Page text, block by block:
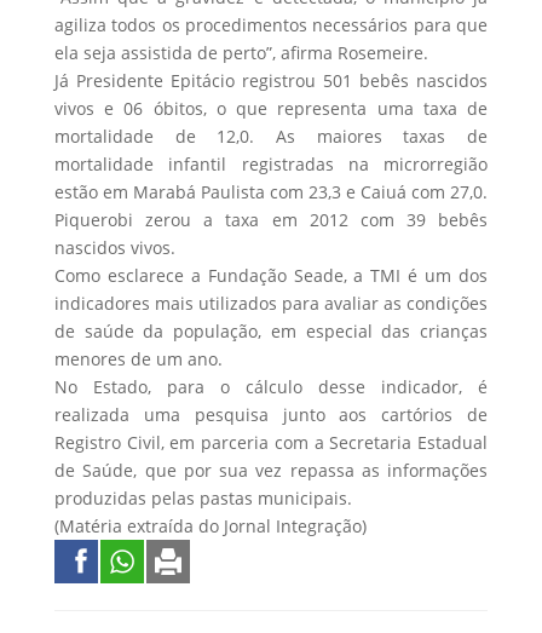
agiliza todos os procedimentos necessários para que
ela seja assistida de perto”, afirma Rosemeire.
Já Presidente Epitácio registrou 501 bebês nascidos
vivos e 06 óbitos, o que representa uma taxa de
mortalidade de 12,0. As maiores taxas de
mortalidade infantil registradas na microrregião
estão em Marabá Paulista com 23,3 e Caiuá com 27,0.
Piquerobi zerou a taxa em 2012 com 39 bebês
nascidos vivos.
Como esclarece a Fundação Seade, a TMI é um dos
indicadores mais utilizados para avaliar as condições
de saúde da população, em especial das crianças
menores de um ano.
No Estado, para o cálculo desse indicador, é
realizada uma pesquisa junto aos cartórios de
Registro Civil, em parceria com a Secretaria Estadual
de Saúde, que por sua vez repassa as informações
produzidas pelas pastas municipais.
(Matéria extraída do Jornal Integração)